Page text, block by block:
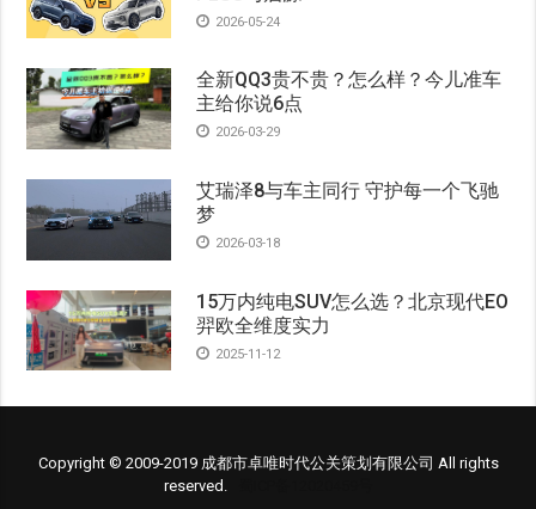
2026-05-24
全新QQ3贵不贵？怎么样？今儿准车
主给你说6点
2026-03-29
艾瑞泽8与车主同行 守护每一个飞驰
梦
2026-03-18
15万内纯电SUV怎么选？北京现代EO
羿欧全维度实力
2025-11-12
Copyright © 2009-2019 成都市卓唯时代公关策划有限公司 All rights
reserved.